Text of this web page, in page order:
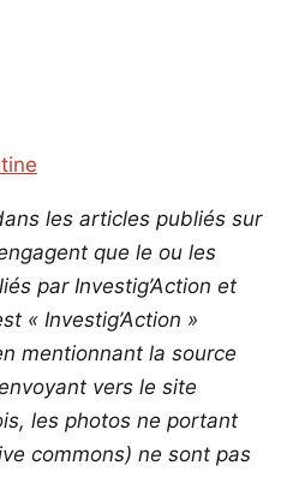
les articles publiés sur
que le ou les
par Investig’Action et
« Investig’Action »
mentionnant la source
vers le site
les photos ne portant
commons) ne sont pas